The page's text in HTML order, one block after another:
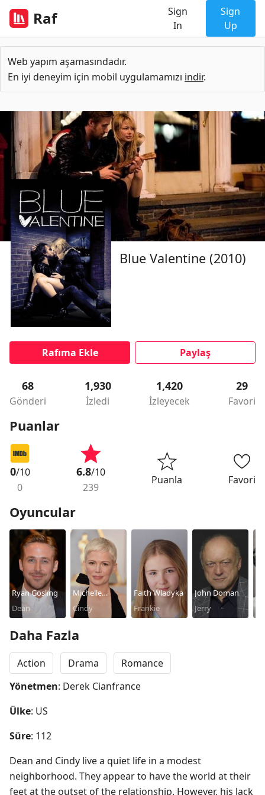
Raf
Sign
In
Sign
Up
Web yapım aşamasındadır.
En iyi deneyim için mobil uygulamamızı indir.
Blue Valentine (2010)
Rafıma Ekle Paylaş
68
Gönderi
1,930
İzledi
1,420
İzleyecek
29
Favori
Puanlar
0/10
0
6.8/10
239
Puanla Favori
Oyuncular
Ryan Gosling
Dean
Michelle
Williams
Cindy
Faith Wladyka
Frankie
John Doman
Jerry
Daha Fazla
Action Drama
Romance
Yönetmen: Derek Cianfrance
Ülke: US
Süre: 112
Dean and Cindy live a quiet life in a modest
neighborhood. They appear to have the world at their
feet at the outset of the relationship. However, his lack